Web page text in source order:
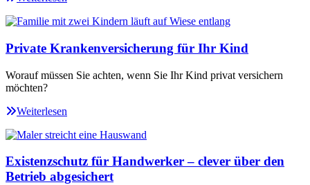
Private Krankenversicherung für Ihr Kind
Worauf müssen Sie achten, wenn Sie Ihr Kind privat versichern
möchten?
Weiterlesen
Existenzschutz für Handwerker – clever über den
Betrieb abgesichert